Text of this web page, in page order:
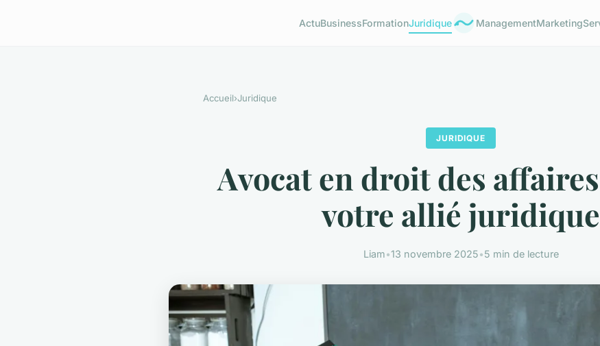
ActuBusinessFormationJuridique ManagementMarketing
Accueil›Juridique
JURIDIQUE
Avocat en droit des
votre allié juridique
Liam•13 novembre 2025•5 min de lecture